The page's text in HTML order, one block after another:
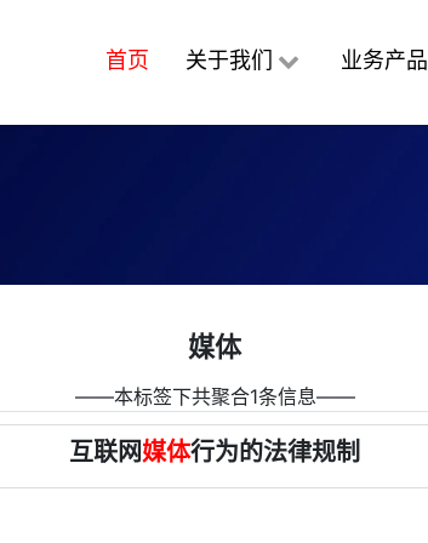
首页 关于我们 业务产品
媒体
――本标签下共聚合1条信息――
互联网媒体行为的法律规制